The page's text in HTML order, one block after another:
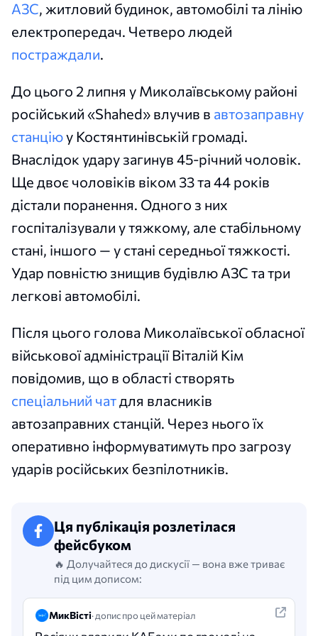
АЗС, житловий будинок, автомобілі та лінію
електропередач. Четверо людей
постраждали.
До цього 2 липня у Миколаївському районі
російський «Shahed» влучив в автозаправну
станціюу Костянтинівській громаді.
Внаслідок удару загинув 45-річний чоловік.
Ще двоє чоловіків віком 33 та 44 років
дістали поранення. Одного з них
госпіталізували у тяжкому, але стабільному
стані, іншого — у стані середньої тяжкості.
Удар повністю знищив будівлю АЗС та три
легкові автомобілі.
Після цього голова Миколаївської обласної
військової адміністрації Віталій Кім
повідомив, що в області створять
спеціальний чатдля власників
автозаправних станцій. Через нього їх
оперативно інформуватимуть про загрозу
ударів російських безпілотників.
Ця публікація розлетілася
фейсбуком
🔥 Долучайтеся до дискусії — вона вже триває
під цим дописом:
МикВісті· допис про цей матеріал